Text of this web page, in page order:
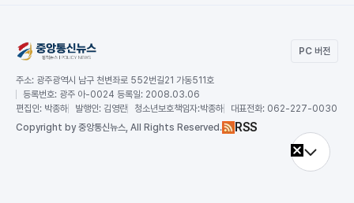
PC 버전
주소: 광주광역시 남구 천변좌로 552번길21 가동511호
등록번호: 광주 아-0024 등록일: 2008.03.06
편집인: 박종하 발행인: 김영란 청소년보호책임자:박종하 대표전화: 062-227-0030
Copyright by 중앙통신뉴스, All Rights Reserved. RSS